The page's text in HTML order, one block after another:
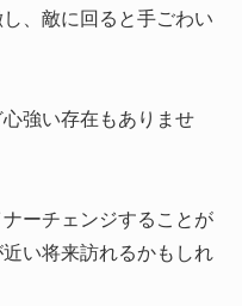
、敵に回ると手ごわい
強い存在もありませ
ーチェンジすることが
い将来訪れるかもしれ